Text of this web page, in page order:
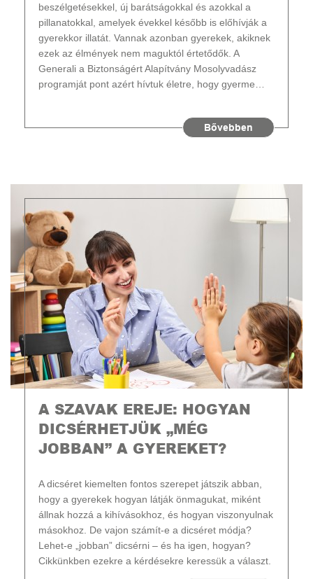
beszélgetésekkel, új barátságokkal és azokkal a
pillanatokkal, amelyek évekkel később is előhívják a
gyerekkor illatát. Vannak azonban gyerekek, akiknek
ezek az élmények nem maguktól értetődők. A
Generali a Biztonságért Alapítvány Mosolyvadász
programját pont azért hívtuk életre, hogy gyerme…
Bővebben
A SZAVAK EREJE: HOGYAN
DICSÉRHETJÜK „MÉG
JOBBAN” A GYEREKET?
A dicséret kiemelten fontos szerepet játszik abban,
hogy a gyerekek hogyan látják önmagukat, miként
állnak hozzá a kihívásokhoz, és hogyan viszonyulnak
másokhoz. De vajon számít-e a dicséret módja?
Lehet-e „jobban” dicsérni – és ha igen, hogyan?
Cikkünkben ezekre a kérdésekre keressük a választ.